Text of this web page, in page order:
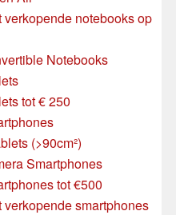
verkopende notebooks op
Notebooks
tot € 250
(>90cm²)
Smartphones
tot €500
verkopende smartphones